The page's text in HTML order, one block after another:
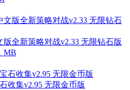
全新策略对战v2.33 无限钻石版
MB
收集v2.95 无限金币版